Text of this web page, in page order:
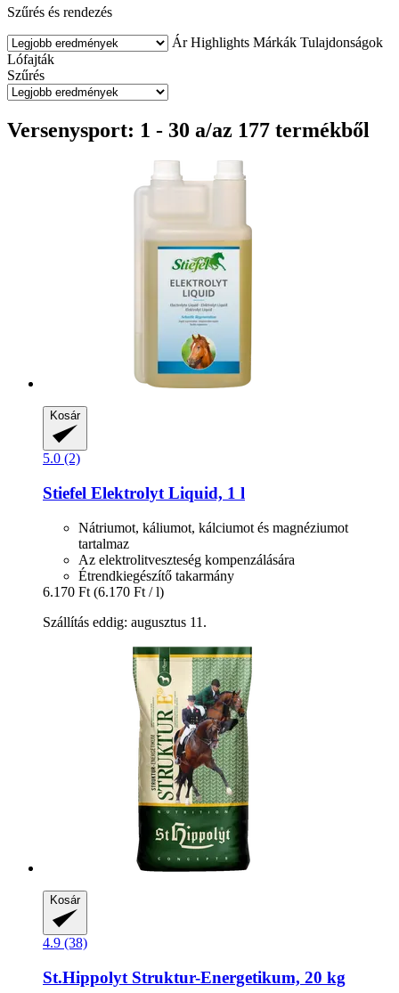
Szűrés és rendezés
Ár Highlights Márkák Tulajdonságok
Lófajták
Szűrés
Versenysport: 1 - 30 a/az 177 termékből
Kosár
5.0 (2)
Stiefel Elektrolyt Liquid, 1 l
Nátriumot, káliumot, kálciumot és magnéziumot
tartalmaz
Az elektrolitveszteség kompenzálására
Étrendkiegészítő takarmány
6.170 Ft (6.170 Ft / l)
Szállítás eddig: augusztus 11.
Kosár
4.9 (38)
St.Hippolyt Struktur-​Energetikum, 20 kg